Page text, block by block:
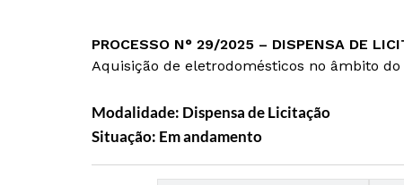
PROCESSO N° 29/2025 – DISPENSA DE
Aquisição de eletrodomésticos no âmbito
Modalidade: Dispensa de Licitação
Situação: Em andamento